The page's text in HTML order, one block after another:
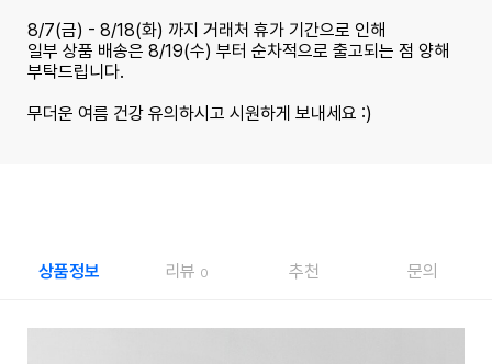
8/7(금) - 8/18(화) 까지 거래처 휴가 기간으로 인해
일부 상품 배송은 8/19(수) 부터 순차적으로 출고되는 점 양해
부탁드립니다.
무더운 여름 건강 유의하시고 시원하게 보내세요 :)
상품정보 리뷰 0 추천 문의